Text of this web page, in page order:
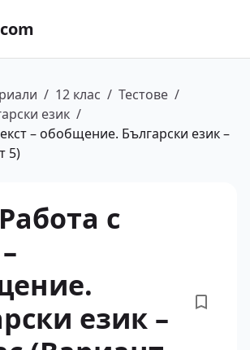
/ 12 клас / Тестове /
език /
– обобщение. Български език –
5)
с
език –